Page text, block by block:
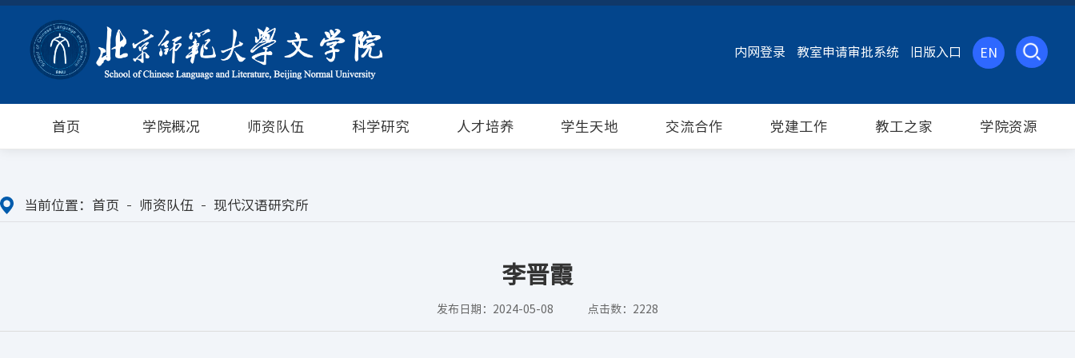
首页 学院概况 师资队伍 科学研究 人才培养 学生天地 交流合作 党建工作 教工之家 学院资源
内网登录 教室申请审批系统 旧版入口 EN
当前位置： 首页 师资队伍 现代汉语研究所
李晋霞
发布日期：2024-05-08 点击数： 2228